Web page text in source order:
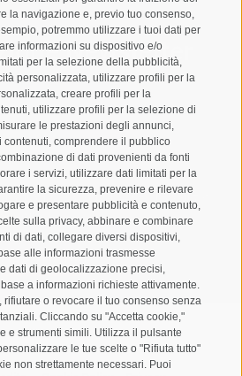
la navigazione e, previo tuo consenso,
potremmo utilizzare i tuoi dati per
informazioni su dispositivo e/o
per la selezione della pubblicità,
personalizzata, utilizzare profili per la
creare profili per la
utilizzare profili per la selezione di
le prestazioni degli annunci,
comprendere il pubblico
di dati provenienti da fonti
i servizi, utilizzare dati limitati per la
la sicurezza, prevenire e rilevare
e presentare pubblicità e contenuto,
sulla privacy, abbinare e combinare
di dati, collegare diversi dispositivi,
alle informazioni trasmesse
dati di geolocalizzazione precisi,
a informazioni richieste attivamente.
rifiutare o revocare il tuo consenso senza
Cliccando su "Accetta cookie,"
e strumenti simili. Utilizza il pulsante
le tue scelte o "Rifiuta tutto"
non strettamente necessari. Puoi
Newsletter
policy, autorizzo il Titolare al
ABBONARSI